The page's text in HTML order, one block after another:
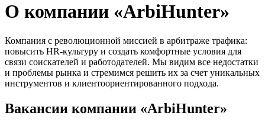
О компании «ArbiHunter»
Компания с революционной миссией в арбитраже трафика:
повысить HR-культуру и создать комфортные условия для
связи соискателей и работодателей. Мы видим все недостатки
и проблемы рынка и стремимся решить их за счет уникальных
инструментов и клиентоориентированного подхода.
Вакансии компании «ArbiHunter»